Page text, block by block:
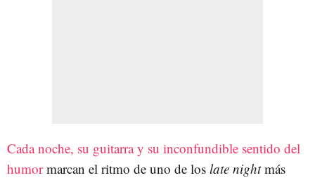
Cada noche, su guitarra y su inconfundible sentido del
humormarcan el ritmo de uno de los late nightmás